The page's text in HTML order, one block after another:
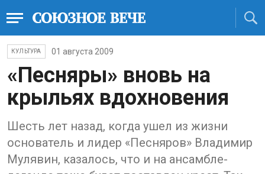
КУЛЬТУРА 01 августа 2009
«Песняры» вновь на
крыльях вдохновения
Шесть лет назад, когда ушел из жизни
основатель и лидер «Песняров» Владимир
Мулявин, казалось, что и на ансамбле-